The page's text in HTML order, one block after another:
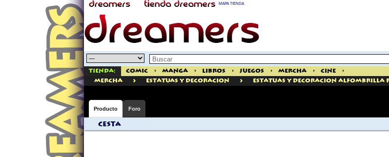
MAPA TIENDA
Tienda: Comic > Manga > Libros > Juegos > Mercha > Cine
>
mercha
> ESTATUAS Y DECORACION > Estatuas Y Decoracion Alfombrilla
Producto Foro
Cesta